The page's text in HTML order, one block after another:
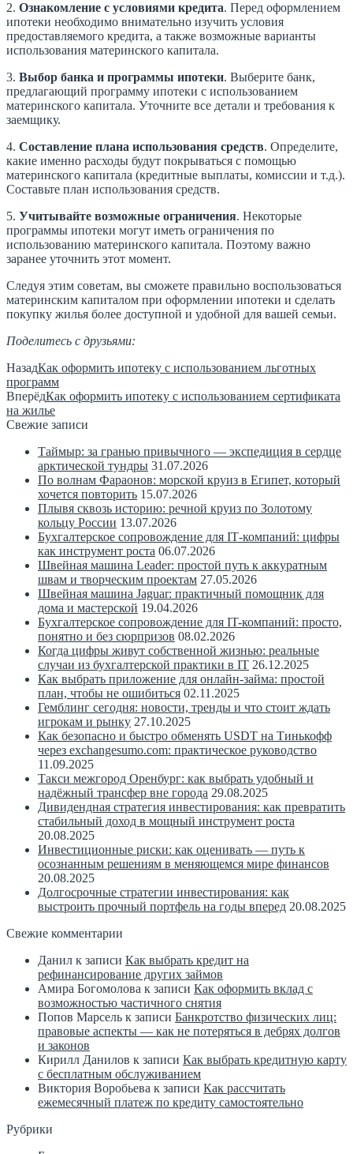
2. Ознакомление с условиями кредита. Перед оформлением
ипотеки необходимо внимательно изучить условия
предоставляемого кредита, а также возможные варианты
использования материнского капитала.
3. Выбор банка и программы ипотеки. Выберите банк,
предлагающий программу ипотеки с использованием
материнского капитала. Уточните все детали и требования к
заемщику.
4. Составление плана использования средств. Определите,
какие именно расходы будут покрываться с помощью
материнского капитала (кредитные выплаты, комиссии и т.д.).
Составьте план использования средств.
5. Учитывайте возможные ограничения. Некоторые
программы ипотеки могут иметь ограничения по
использованию материнского капитала. Поэтому важно
заранее уточнить этот момент.
Следуя этим советам, вы сможете правильно воспользоваться
материнским капиталом при оформлении ипотеки и сделать
покупку жилья более доступной и удобной для вашей семьи.
Поделитесь с друзьями:
НазадКак оформить ипотеку с использованием льготных
программ
ВперёдКак оформить ипотеку с использованием сертификата
на жилье
Свежие записи
Таймыр: за гранью привычного — экспедиция в сердце
арктической тундры 31.07.2026
По волнам Фараонов: морской круиз в Египет, который
хочется повторить 15.07.2026
Плывя сквозь историю: речной круиз по Золотому
кольцу России 13.07.2026
Бухгалтерское сопровождение для IT‑компаний: цифры
как инструмент роста 06.07.2026
Швейная машина Leader: простой путь к аккуратным
швам и творческим проектам 27.05.2026
Швейная машина Jaguar: практичный помощник для
дома и мастерской 19.04.2026
Бухгалтерское сопровождение для IT-компаний: просто,
понятно и без сюрпризов 08.02.2026
Когда цифры живут собственной жизнью: реальные
случаи из бухгалтерской практики в IT 26.12.2025
Как выбрать приложение для онлайн-займа: простой
план, чтобы не ошибиться 02.11.2025
Гемблинг сегодня: новости, тренды и что стоит ждать
игрокам и рынку 27.10.2025
Как безопасно и быстро обменять USDT на Тинькофф
через exchangesumo.com: практическое руководство
11.09.2025
Такси межгород Оренбург: как выбрать удобный и
надёжный трансфер вне города 29.08.2025
Дивидендная стратегия инвестирования: как превратить
стабильный доход в мощный инструмент роста
20.08.2025
Инвестиционные риски: как оценивать — путь к
осознанным решениям в меняющемся мире финансов
20.08.2025
Долгосрочные стратегии инвестирования: как
выстроить прочный портфель на годы вперед 20.08.2025
Свежие комментарии
Данил к записи Как выбрать кредит на
рефинансирование других займов
Амира Богомолова к записи Как оформить вклад с
возможностью частичного снятия
Попов Марсель к записи Банкротство физических лиц:
правовые аспекты — как не потеряться в дебрях долгов
и законов
Кирилл Данилов к записи Как выбрать кредитную карту
с бесплатным обслуживанием
Виктория Воробьева к записи Как рассчитать
ежемесячный платеж по кредиту самостоятельно
Рубрики